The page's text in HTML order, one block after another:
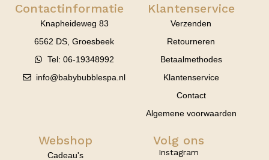
Contactinformatie
Knapheideweg 83
6562 DS, Groesbeek
Tel: 06-19348992
info@babybubblespa.nl
Klantenservice
Verzenden
Retourneren
Betaalmethodes
Klantenservice
Contact
Algemene voorwaarden
Webshop
Cadeau's
Volg ons
Instagram